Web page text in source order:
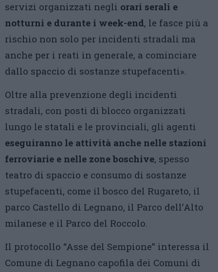
servizi organizzati negli orari serali e
notturni e durante i week-end, le fasce più a
rischio non solo per incidenti stradali ma
anche per i reati in generale, a cominciare
dallo spaccio di sostanze stupefacenti».
Oltre alla prevenzione degli incidenti
stradali, con posti di blocco organizzati
lungo le statali e le provinciali, gli agenti
eseguiranno le attività anche nelle stazioni
ferroviarie e nelle zone boschive, spesso
teatro di spaccio e consumo di sostanze
stupefacenti, come il bosco del Rugareto, il
parco Castello di Legnano, il Parco dell’Alto
milanese e il Parco del Roccolo.
Il protocollo “Asse del Sempione” interessa il
Comune di Legnano capofila dei Comuni di